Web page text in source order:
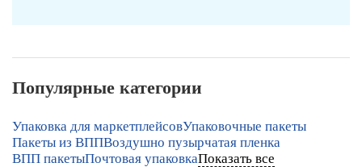
Популярные категории
Упаковка для маркетплейсовУпаковочные пакеты
Пакеты из ВППВоздушно пузырчатая пленка
ВПП пакетыПочтовая упаковкаПоказать все